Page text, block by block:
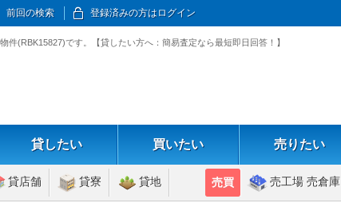
前回の検索 登録済みの方はログイン
(RBK15827)です。【貸したい方へ：簡易査定なら最短即日回答！】
貸したい 買いたい 売りたい
貸店舗 貸寮 貸地 売買 売工場 売倉庫